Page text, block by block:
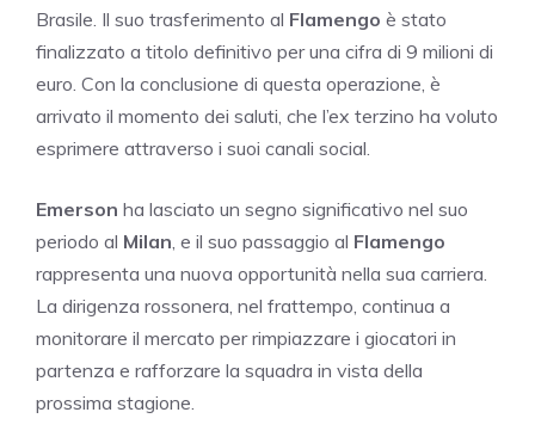
Brasile. Il suo trasferimento al Flamengo è stato
finalizzato a titolo definitivo per una cifra di 9 milioni di
euro. Con la conclusione di questa operazione, è
arrivato il momento dei saluti, che l’ex terzino ha voluto
esprimere attraverso i suoi canali social.
Emerson ha lasciato un segno significativo nel suo
periodo al Milan, e il suo passaggio al Flamengo
rappresenta una nuova opportunità nella sua carriera.
La dirigenza rossonera, nel frattempo, continua a
monitorare il mercato per rimpiazzare i giocatori in
partenza e rafforzare la squadra in vista della
prossima stagione.